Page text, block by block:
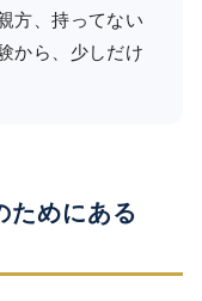
方、持ってない
から、少しだけ
ためにある